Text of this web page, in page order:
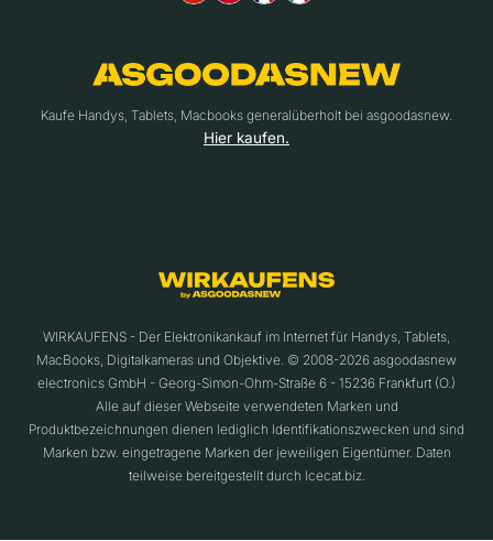
Kaufe Handys, Tablets, Macbooks generalüberholt bei asgoodasnew.
Hier kaufen.
WIRKAUFENS - Der Elektronikankauf im Internet für Handys, Tablets,
MacBooks, Digitalkameras und Objektive. © 2008-2026 asgoodasnew
electronics GmbH - Georg-Simon-Ohm-Straße 6 - 15236 Frankfurt (O.)
Alle auf dieser Webseite verwendeten Marken und
Produktbezeichnungen dienen lediglich Identifikationszwecken und sind
Marken bzw. eingetragene Marken der jeweiligen Eigentümer. Daten
teilweise bereitgestellt durch Icecat.biz.